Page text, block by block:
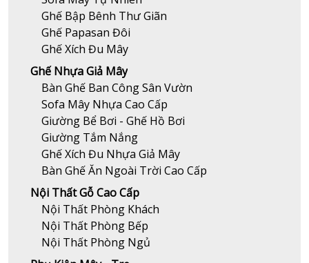
Ghế Bập Bênh Thư Giãn
Ghế Papasan Đôi
Ghế Xích Đu Mây
Ghế Nhựa Giả Mây
Bàn Ghế Ban Công Sân Vườn
Sofa Mây Nhựa Cao Cấp
Giường Bể Bơi - Ghế Hồ Bơi
Giường Tắm Nắng
Ghế Xích Đu Nhựa Giả Mây
Bàn Ghế Ăn Ngoài Trời Cao Cấp
Nội Thất Gỗ Cao Cấp
Nội Thất Phòng Khách
Nội Thất Phòng Bếp
Nội Thất Phòng Ngủ